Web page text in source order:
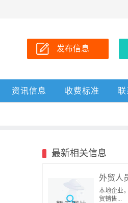
发布信息
资讯信息 收费标准 联
最新相关信息
外贸人
本地企业
贸销售...